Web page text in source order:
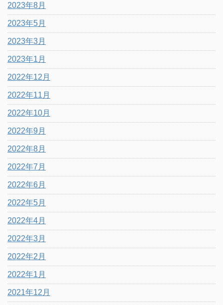
2023年8月
2023年5月
2023年3月
2023年1月
2022年12月
2022年11月
2022年10月
2022年9月
2022年8月
2022年7月
2022年6月
2022年5月
2022年4月
2022年3月
2022年2月
2022年1月
2021年12月